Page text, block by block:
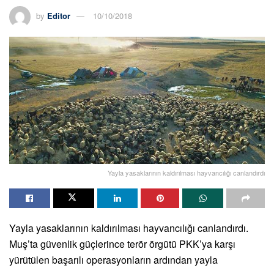
by Editor 10/10/2018
Yayla yasaklarının kaldırılması hayvancılığı canlandırdı
Yayla yasaklarının kaldırılması hayvancılığı canlandırdı.
Muş’ta güvenlik güçlerince terör örgütü PKK’ya karşı
yürütülen başarılı operasyonların ardından yayla